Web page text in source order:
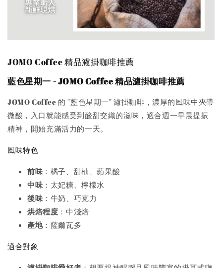
JOMO Coffee 精品濾掛咖啡推薦
藍色星期一 - JOMO Coffee 精品濾掛咖啡推薦
JOMO Coffee 的 "藍色星期一" 濾掛咖啡，濃厚的風味中夾帶
微酸，入口就能感受到酸甜交織的滋味，適合週一早晨提振
精神，開始充滿活力的一天。
風味特色
前味 ：橘子、甜柚、蘋果酸
中味 ：太妃糖、檸檬水
後味 ：牛奶、巧克力
烘焙程度 ：中淺焙
產地：薩爾瓦多
適合對象